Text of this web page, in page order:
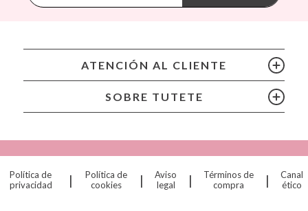
BIBS
Cristina de Jos'h
Djeco
ATENCIÓN AL CLIENTE
SOBRE TUTETE
Política de
privacidad
|
Política de
cookies
|
Aviso
legal
|
Términos de
compra
|
Canal
ético